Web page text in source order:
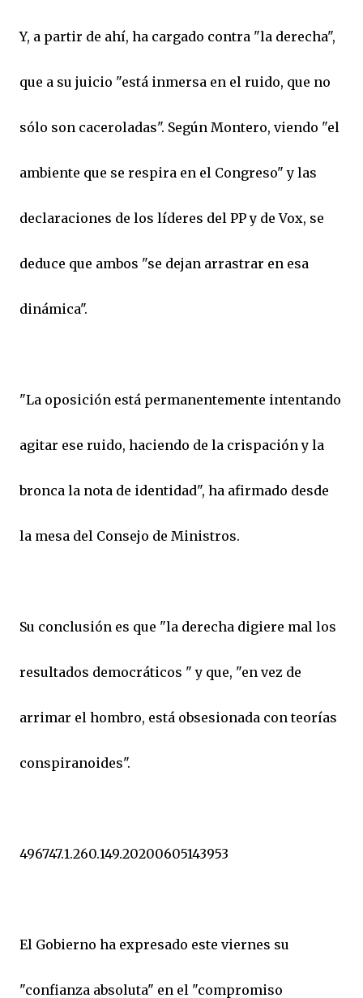
Y, a partir de ahí, ha cargado contra "la derecha",
que a su juicio "está inmersa en el ruido, que no
sólo son caceroladas". Según Montero, viendo "el
ambiente que se respira en el Congreso" y las
declaraciones de los líderes del PP y de Vox, se
deduce que ambos "se dejan arrastrar en esa
dinámica".
"La oposición está permanentemente intentando
agitar ese ruido, haciendo de la crispación y la
bronca la nota de identidad", ha afirmado desde
la mesa del Consejo de Ministros.
Su conclusión es que "la derecha digiere mal los
resultados democráticos " y que, "en vez de
arrimar el hombro, está obsesionada con teorías
conspiranoides".
496747.1.260.149.20200605143953
El Gobierno ha expresado este viernes su
"confianza absoluta" en el "compromiso